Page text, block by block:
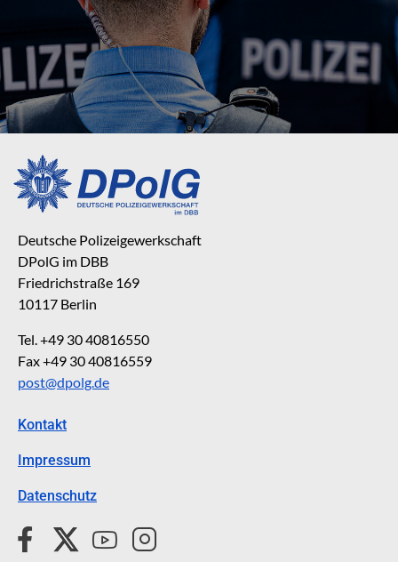
Deutsche Polizeigewerkschaft
DPolG im DBB
Friedrichstraße 169
10117 Berlin
Tel. +49 30 40816550
Fax +49 30 40816559
post@dpolg.de
Kontakt
Impressum
Datenschutz